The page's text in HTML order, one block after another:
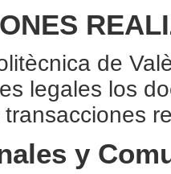
de
legales los
y